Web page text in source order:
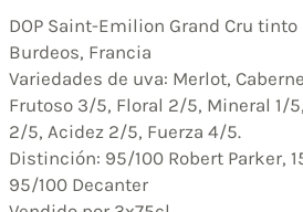
DOP Saint-Emilion Grand Cru
Burdeos, Francia
Variedades de uva: Merlot,
Frutoso 3/5, Floral 2/5, Mineral 1/
2/5, Acidez 2/5, Fuerza 4/5.
Distinción: 95/100 Robert Parker,
95/100 Decanter